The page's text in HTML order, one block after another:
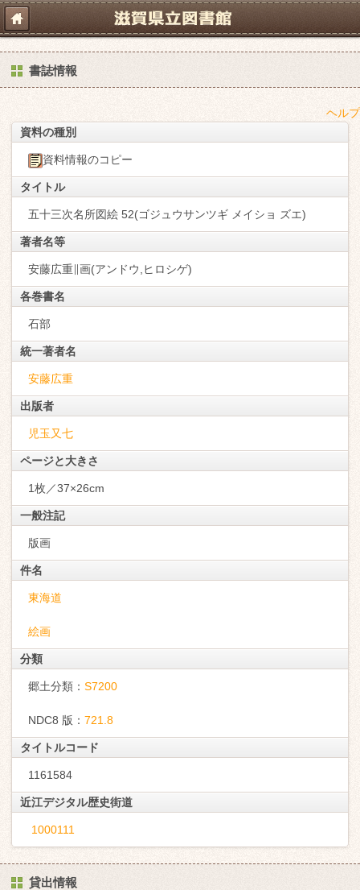
書誌情報
ヘルプ
資料の種別
資料情報のコピー
タイトル
五十三次名所図絵 52(ゴジュウサンツギ メイショ ズエ)
著者名等
安藤広重∥画(アンドウ,ヒロシゲ)
各巻書名
石部
統一著者名
安藤広重
出版者
児玉又七
ページと大きさ
1枚／37×26cm
一般注記
版画
件名
東海道
絵画
分類
郷土分類： S7200
NDC8 版： 721.8
タイトルコード
1161584
近江デジタル歴史街道
1000111
貸出情報